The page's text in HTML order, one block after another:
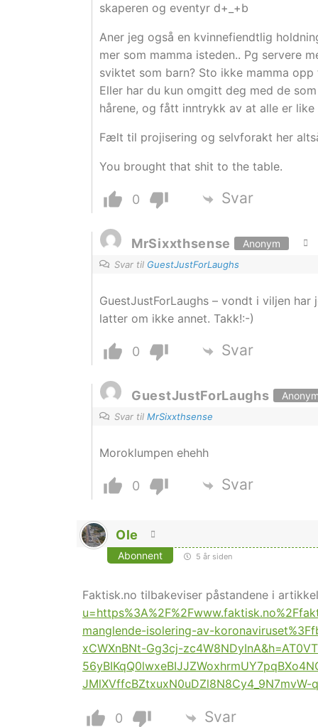
skaperen og eventyr d+_+b
Aner jeg også en kvinnefiendtlig
mer som mamma isteden.. Pg servere
sviktet som barn? Sto ikke mamma
Eller har du kun omgitt deg med de
hårene, og fått inntrykk av at alle er
Fælt til projisering og selvforakt her
You brought that shit to the table.
0 Svar
MrSixxthsense Anonym
Svar til GuestJustForLaughs
GuestJustForLaughs – vondt i viljen
latter om ikke annet. Takk!:-)
0 Svar
GuestJustForLaughs
Svar til MrSixxthsense
Moroklumpen ehehh
0 Svar
Ole
Abonnent 5 år siden
Faktisk.no tilbakeviser påstandene i
manglende-isolering-av-
xCWXnBNt-Gg3cj-
JMlXVffcBZtxuxN0uDZl8N8Cy4_9N7mvW-
0 Svar